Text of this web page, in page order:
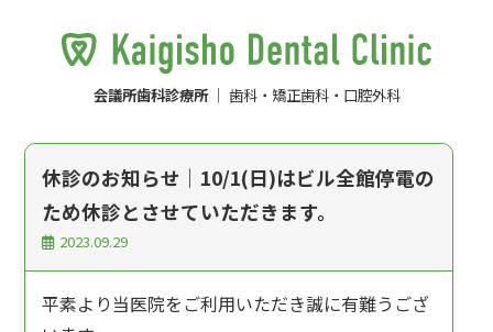
会議所歯科診療所｜ 歯科・矯正歯科・口腔外科
休診のお知らせ｜10/1(日)はビル全館停電の
ため休診とさせていただきます。
2023.09.29
平素より当医院をご利用いただき誠に有難うござ